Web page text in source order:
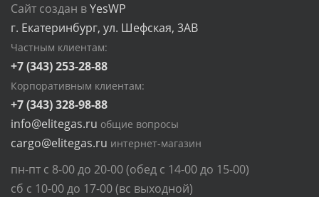
Сайт создан вYesWP
г. Екатеринбург, ул. Шефская, 3АВ
Частным клиентам:
+7 (343) 253-28-88
Корпоративным клиентам:
+7 (343) 328-98-88
info@elitegas.ru общие вопросы
cargo@elitegas.ru интернет-магазин
пн-пт с 8-00 до 20-00 (обед с 14-00 до 15-00)
сб с 10-00 до 17-00 (вс выходной)